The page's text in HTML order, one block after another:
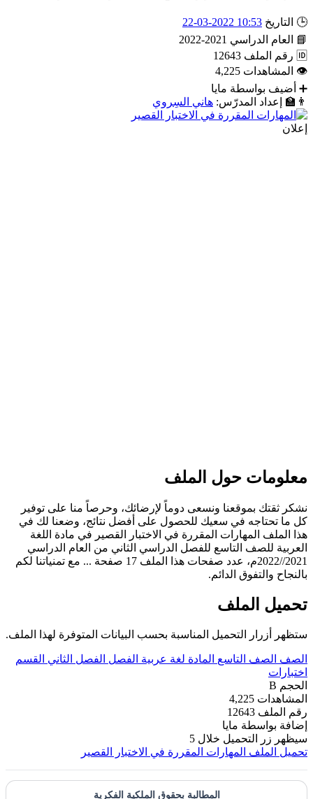
🕒 التاريخ 10:53 2022-03-22
📘
العام الدراسي 2021-2022
🆔 رقم الملف 12643
👁
المشاهدات 4,225
➕
أضيف بواسطة مايا
👨‍🏫
إعداد المدرّس: هاني السِروي
إعلان
معلومات حول الملف
نشكر ثقتك بموقعنا ونسعى دوماً لإرضائك، وحرصاً منا على توفير
كل ما تحتاجه في سعيك للحصول على أفضل نتائج، وضعنا لك في
هذا الملف المهارات المقررة في الاختبار القصير في مادة اللغة
العربية للصف التاسع للفصل الدراسي الثاني من العام الدراسي
2021//2022م، عدد صفحات هذا الملف 17 صفحة ... مع تمنياتنا لكم
بالنجاح والتفوق الدائم.
تحميل الملف
ستظهر أزرار التحميل المناسبة بحسب البيانات المتوفرة لهذا الملف.
الصف الصف التاسع المادة لغة عربية الفصل الفصل الثاني
القسم
اختبارات
الحجم B
المشاهدات 4,225
رقم الملف 12643
إضافة بواسطة مايا
سيظهر زر التحميل خلال 5
تحميل الملف
المهارات المقررة في الاختبار القصير
المطالبة بحقوق الملكية الفكرية